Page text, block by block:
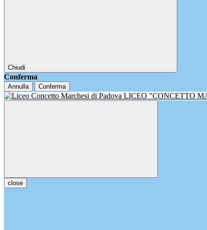
Chiudi
Conferma
Annulla Conferma
LICEO "CONCETTO
close